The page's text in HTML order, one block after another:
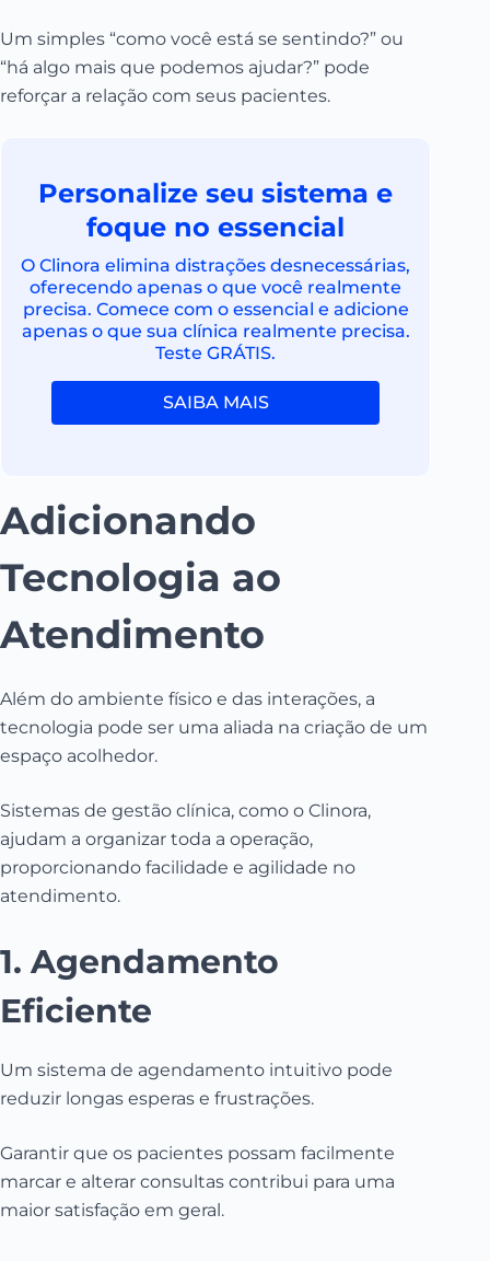
Um simples “como você está se sentindo?” ou
“há algo mais que podemos ajudar?” pode
reforçar a relação com seus pacientes.
Personalize seu sistema e
foque no essencial
O Clinora elimina distrações desnecessárias,
oferecendo apenas o que você realmente
precisa. Comece com o essencial e adicione
apenas o que sua clínica realmente precisa.
Teste GRÁTIS.
SAIBA MAIS
Adicionando
Tecnologia ao
Atendimento
Além do ambiente físico e das interações, a
tecnologia pode ser uma aliada na criação de um
espaço acolhedor.
Sistemas de gestão clínica, como o Clinora,
ajudam a organizar toda a operação,
proporcionando facilidade e agilidade no
atendimento.
1. Agendamento
Eficiente
Um sistema de agendamento intuitivo pode
reduzir longas esperas e frustrações.
Garantir que os pacientes possam facilmente
marcar e alterar consultas contribui para uma
maior satisfação em geral.